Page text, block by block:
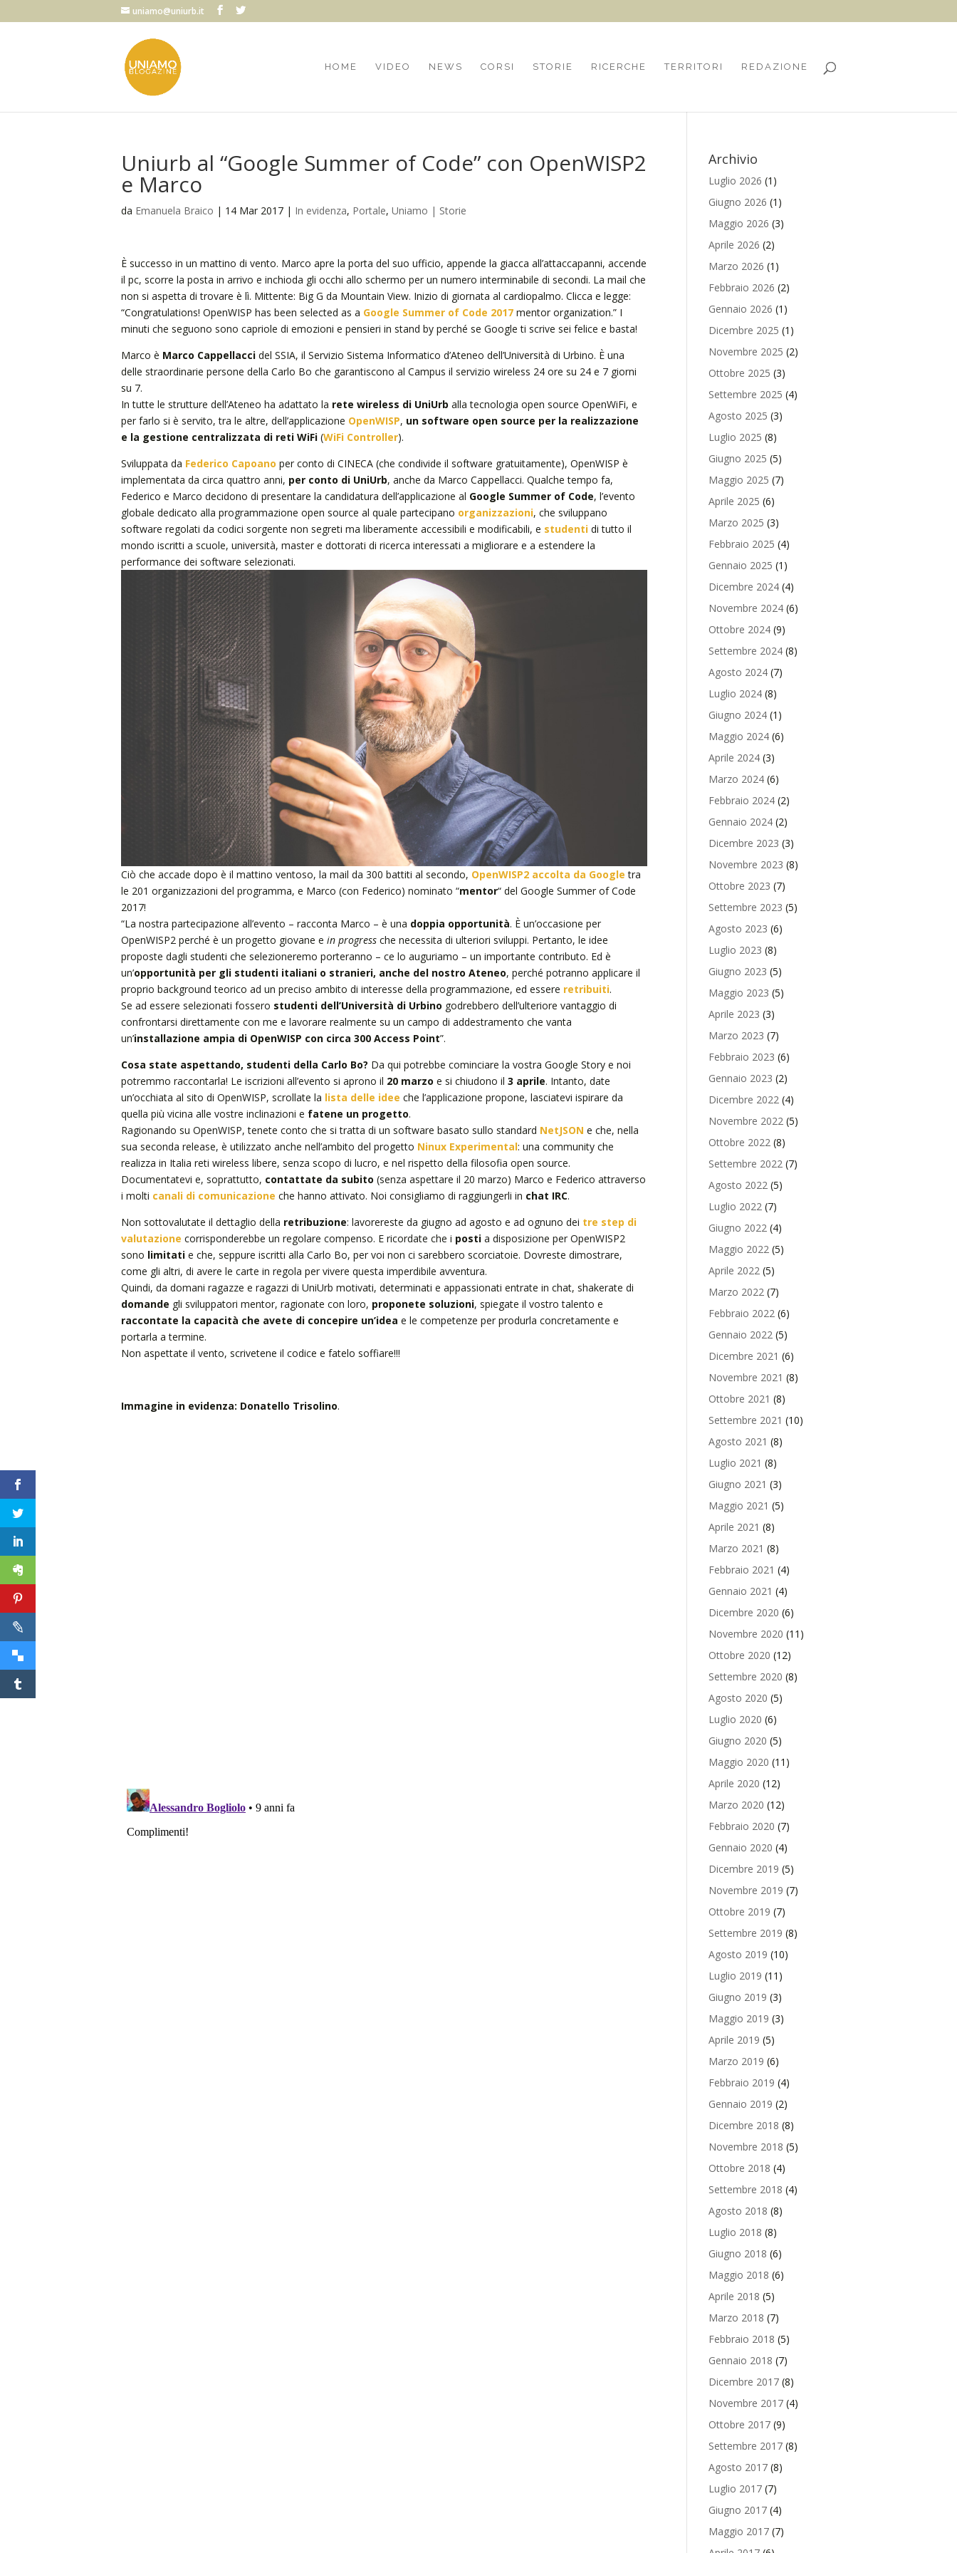
uniamo@uniurb.it
HOME VIDEO NEWS CORSI STORIE RICERCHE TERRITORI REDAZIONE
Uniurb al “Google Summer of Code” con OpenWISP2
e Marco
da Emanuela Braico | 14 Mar 2017| In evidenza, Portale, Uniamo | Storie
È successo in un mattino di vento. Marco apre la porta del suo ufficio, appende la giacca all’attaccapanni, accende
il pc, scorre la posta in arrivo e inchioda gli occhi allo schermo per un numero interminabile di secondi. La mail che
non si aspetta di trovare è lì. Mittente: Big G da Mountain View. Inizio di giornata al cardiopalmo. Clicca e legge:
“Congratulations! OpenWISP has been selected as a Google Summer of Code 2017mentor organization.” I
minuti che seguono sono capriole di emozioni e pensieri in stand by perché se Google ti scrive sei felice e basta!
Marco è Marco Cappellaccidel SSIA, il Servizio Sistema Informatico d’Ateneo dell’Università di Urbino. È una
delle straordinarie persone della Carlo Bo che garantiscono al Campus il servizio wireless 24 ore su 24 e 7 giorni
su 7.
In tutte le strutture dell’Ateneo ha adattato la rete wireless di UniUrb alla tecnologia open source OpenWiFi, e
per farlo si è servito, tra le altre, dell’applicazione OpenWISP, un software open source per la realizzazione
e la gestione centralizzata di reti WiFi(WiFi Controller).
Sviluppata da Federico Capoano per conto di CINECA (che condivide il software gratuitamente), OpenWISP è
implementata da circa quattro anni, per conto di UniUrb, anche da Marco Cappellacci. Qualche tempo fa,
Federico e Marco decidono di presentare la candidatura dell’applicazione al Google Summer of Code, l’evento
globale dedicato alla programmazione open source al quale partecipano organizzazioni, che sviluppano
software regolati da codici sorgente non segreti ma liberamente accessibili e modificabili, e studenti di tutto il
mondo iscritti a scuole, università, master e dottorati di ricerca interessati a migliorare e a estendere la
performance dei software selezionati.
Ciò che accade dopo è il mattino ventoso, la mail da 300 battiti al secondo, OpenWISP2 accolta da Google tra
le 201 organizzazioni del programma, e Marco (con Federico) nominato “mentor“ del Google Summer of Code
2017!
“La nostra partecipazione all’evento – racconta Marco – è una doppia opportunità. È un’occasione per
OpenWISP2 perché è un progetto giovane e in progressche necessita di ulteriori sviluppi. Pertanto, le idee
proposte dagli studenti che selezioneremo porteranno – ce lo auguriamo – un importante contributo. Ed è
un’opportunità per gli studenti italiani o stranieri, anche del nostro Ateneo, perché potranno applicare il
proprio background teorico ad un preciso ambito di interesse della programmazione, ed essere retribuiti.
Se ad essere selezionati fossero studenti dell’Università di Urbino godrebbero dell’ulteriore vantaggio di
confrontarsi direttamente con me e lavorare realmente su un campo di addestramento che vanta
un’installazione ampia di OpenWISP con circa 300 Access Point”.
Cosa state aspettando, studenti della Carlo Bo? Da qui potrebbe cominciare la vostra Google Story e noi
potremmo raccontarla! Le iscrizioni all’evento si aprono il 20 marzo e si chiudono il 3 aprile. Intanto, date
un’occhiata al sito di OpenWISP, scrollate la lista delle idee che l’applicazione propone, lasciatevi ispirare da
quella più vicina alle vostre inclinazioni e fatene un progetto.
Ragionando su OpenWISP, tenete conto che si tratta di un software basato sullo standard NetJSON e che, nella
sua seconda release, è utilizzato anche nell’ambito del progetto Ninux Experimental: una community che
realizza in Italia reti wireless libere, senza scopo di lucro, e nel rispetto della filosofia open source.
Documentatevi e, soprattutto, contattate da subito (senza aspettare il 20 marzo) Marco e Federico attraverso
i molti canali di comunicazione che hanno attivato. Noi consigliamo di raggiungerli in chat IRC.
Non sottovalutate il dettaglio della retribuzione: lavorereste da giugno ad agosto e ad ognuno dei tre step di
valutazione corrisponderebbe un regolare compenso. E ricordate che i postia disposizione per OpenWISP2
sono limitati e che, seppure iscritti alla Carlo Bo, per voi non ci sarebbero scorciatoie. Dovreste dimostrare,
come gli altri, di avere le carte in regola per vivere questa imperdibile avventura.
Quindi, da domani ragazze e ragazzi di UniUrb motivati, determinati e appassionati entrate in chat, shakerate di
domande gli sviluppatori mentor, ragionate con loro, proponete soluzioni, spiegate il vostro talento e
raccontate la capacità che avete di concepire un’idea e le competenze per produrla concretamente e
portarla a termine.
Non aspettate il vento, scrivetene il codice e fatelo soffiare!!!
Immagine in evidenza: Donatello Trisolino.
Archivio
Luglio 2026 (1)
Giugno 2026 (1)
Maggio 2026 (3)
Aprile 2026 (2)
Marzo 2026 (1)
Febbraio 2026 (2)
Gennaio 2026 (1)
Dicembre 2025 (1)
Novembre 2025 (2)
Ottobre 2025 (3)
Settembre 2025 (4)
Agosto 2025 (3)
Luglio 2025 (8)
Giugno 2025 (5)
Maggio 2025 (7)
Aprile 2025 (6)
Marzo 2025 (3)
Febbraio 2025 (4)
Gennaio 2025 (1)
Dicembre 2024(4)
Novembre 2024(6)
Ottobre 2024(9)
Settembre 2024(8)
Agosto 2024(7)
Luglio 2024(8)
Giugno 2024(1)
Maggio 2024(6)
Aprile 2024(3)
Marzo 2024(6)
Febbraio 2024(2)
Gennaio 2024(2)
Dicembre 2023 (3)
Novembre 2023 (8)
Ottobre 2023 (7)
Settembre 2023 (5)
Agosto 2023 (6)
Luglio 2023 (8)
Giugno 2023 (5)
Maggio 2023 (5)
Aprile 2023 (3)
Marzo 2023 (7)
Febbraio 2023 (6)
Gennaio 2023 (2)
Dicembre 2022(4)
Novembre 2022(5)
Ottobre 2022(8)
Settembre 2022(7)
Agosto 2022(5)
Luglio 2022(7)
Giugno 2022(4)
Maggio 2022(5)
Aprile 2022(5)
Marzo 2022(7)
Febbraio 2022(6)
Gennaio 2022(5)
Dicembre 2021 (6)
Novembre 2021 (8)
Ottobre 2021 (8)
Settembre 2021 (10)
Agosto 2021 (8)
Luglio 2021 (8)
Giugno 2021 (3)
Maggio 2021 (5)
Aprile 2021 (8)
Marzo 2021 (8)
Febbraio 2021 (4)
Gennaio 2021 (4)
Dicembre 2020 (6)
Novembre 2020 (11)
Ottobre 2020 (12)
Settembre 2020 (8)
Agosto 2020 (5)
Luglio 2020 (6)
Giugno 2020 (5)
Maggio 2020 (11)
Aprile 2020 (12)
Marzo 2020 (12)
Febbraio 2020 (7)
Gennaio 2020 (4)
Dicembre 2019 (5)
Novembre 2019 (7)
Ottobre 2019 (7)
Settembre 2019 (8)
Agosto 2019 (10)
Luglio 2019 (11)
Giugno 2019 (3)
Maggio 2019 (3)
Aprile 2019 (5)
Marzo 2019 (6)
Febbraio 2019 (4)
Gennaio 2019 (2)
Dicembre 2018 (8)
Novembre 2018 (5)
Ottobre 2018 (4)
Settembre 2018 (4)
Agosto 2018 (8)
Luglio 2018 (8)
Giugno 2018 (6)
Maggio 2018 (6)
Aprile 2018 (5)
Marzo 2018 (7)
Febbraio 2018 (5)
Gennaio 2018 (7)
Dicembre 2017(8)
Novembre 2017(4)
Ottobre 2017(9)
Settembre 2017(8)
Agosto 2017(8)
Luglio 2017(7)
Giugno 2017(4)
Maggio 2017(7)